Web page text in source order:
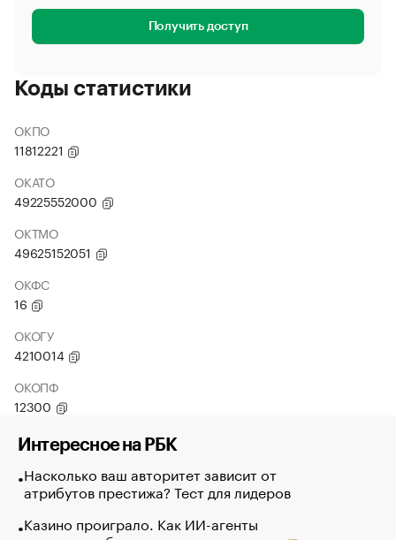
Получить доступ
Коды статистики
ОКПО
11812221
ОКАТО
49225552000
ОКТМО
49625152051
ОКФС
16
ОКОГУ
4210014
ОКОПФ
12300
Интересное на РБК
Насколько ваш авторитет зависит от
атрибутов престижа? Тест для лидеров
Казино проиграло. Как ИИ-агенты